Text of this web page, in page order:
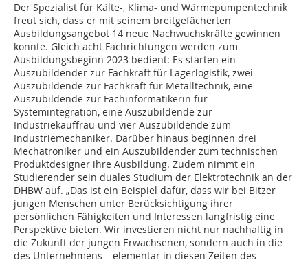
Der Spezialist für Kälte-, Klima- und Wärmepumpentechnik
freut sich, dass er mit seinem breitgefächerten
Ausbildungsangebot 14 neue Nachwuchskräfte gewinnen
konnte. Gleich acht Fachrichtungen werden zum
Ausbildungsbeginn 2023 bedient: Es starten ein
Auszubildender zur Fachkraft für Lagerlogistik, zwei
Auszubildende zur Fachkraft für Metalltechnik, eine
Auszubildende zur Fachinformatikerin für
Systemintegration, eine Auszubildende zur
Industriekauffrau und vier Auszubildende zum
Industriemechaniker. Darüber hinaus beginnen drei
Mechatroniker und ein Auszubildender zum technischen
Produktdesigner ihre Ausbildung. Zudem nimmt ein
Studierender sein duales Studium der Elektrotechnik an der
DHBW auf. „Das ist ein Beispiel dafür, dass wir bei Bitzer
jungen Menschen unter Berücksichtigung ihrer
persönlichen Fähigkeiten und Interessen langfristig eine
Perspektive bieten. Wir investieren nicht nur nachhaltig in
die Zukunft der jungen Erwachsenen, sondern auch in die
des Unternehmens – elementar in diesen Zeiten des